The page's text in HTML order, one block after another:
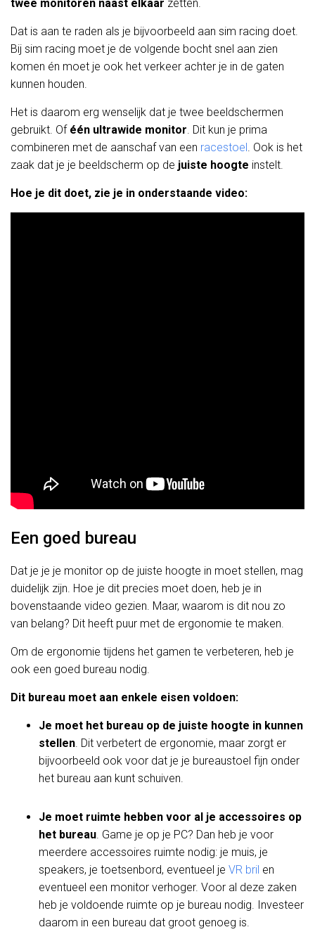
twee monitoren naast elkaar zetten.
Dat is aan te raden als je bijvoorbeeld aan sim racing doet.
Bij sim racing moet je de volgende bocht snel aan zien
komen én moet je ook het verkeer achter je in de gaten
kunnen houden.
Het is daarom erg wenselijk dat je twee beeldschermen
gebruikt. Of één ultrawide monitor. Dit kun je prima
combineren met de aanschaf van een racestoel. Ook is het
zaak dat je je beeldscherm op de juiste hoogte instelt.
Hoe je dit doet, zie je in onderstaande video:
Een goed bureau
Dat je je je monitor op de juiste hoogte in moet stellen, mag
duidelijk zijn. Hoe je dit precies moet doen, heb je in
bovenstaande video gezien. Maar, waarom is dit nou zo
van belang? Dit heeft puur met de ergonomie te maken.
Om de ergonomie tijdens het gamen te verbeteren, heb je
ook een goed bureau nodig.
Dit bureau moet aan enkele eisen voldoen:
Je moet het bureau op de juiste hoogte in kunnen
stellen. Dit verbetert de ergonomie, maar zorgt er
bijvoorbeeld ook voor dat je je bureaustoel fijn onder
het bureau aan kunt schuiven.
Je moet ruimte hebben voor al je accessoires op
het bureau. Game je op je PC? Dan heb je voor
meerdere accessoires ruimte nodig: je muis, je
speakers, je toetsenbord, eventueel je VR bril en
eventueel een monitor verhoger. Voor al deze zaken
heb je voldoende ruimte op je bureau nodig. Investeer
daarom in een bureau dat groot genoeg is.